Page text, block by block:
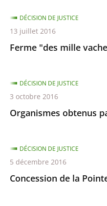
Ferme "des mille
DÉCISION DE JUSTICE
13 juillet 2016
Organismes obtenus
DÉCISION DE JUSTICE
3 octobre 2016
Concession de la
DÉCISION DE JUSTICE
5 décembre 2016